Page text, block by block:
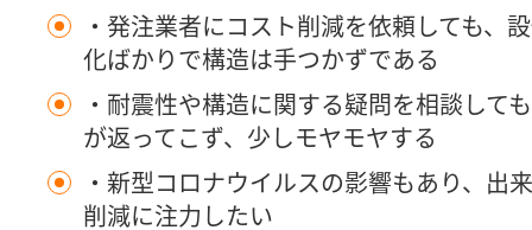
・発注業者にコスト削減を依頼しても、
化ばかりで構造は手つかずである
・耐震性や構造に関する疑問を相談して
が返ってこず、少しモヤモヤする
・新型コロナウイルスの影響もあり、出
削減に注力したい